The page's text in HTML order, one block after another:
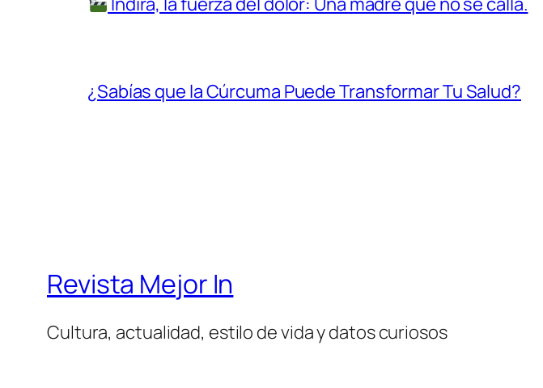
¿Sabías que la Cúrcuma Puede Transformar Tu Salud?
Revista Mejor In
Cultura, actualidad, estilo de vida y datos curiosos